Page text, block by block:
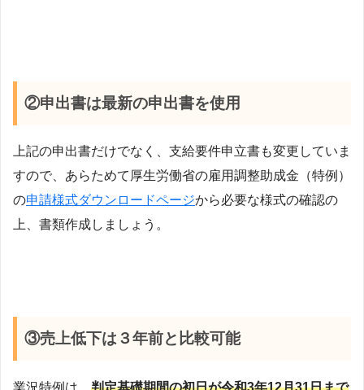
②申出書は最新の申出書を使用
上記の申出書だけでなく、支給要件申立書も変更していま
すので、あらためて厚生労働省の雇用調整助成金（特例）
の申請様式ダウンロードページから必要な様式の確認の
上、書類作成しましょう。
③売上低下は３年前と比較可能
業況特例は、 判定基礎期間の初日が令和3年12月31日まで